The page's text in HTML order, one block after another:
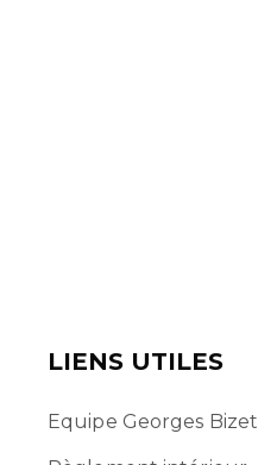
LIENS UTILES
Equipe Georges Bizet